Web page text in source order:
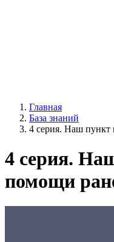
Главная
База знаний
4 серия. Наш
4 серия.
помощи